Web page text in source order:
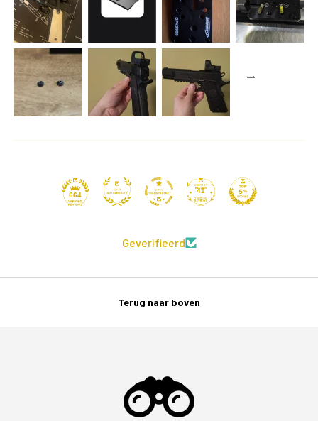
664
41
Geverifieerd
Terug naar boven